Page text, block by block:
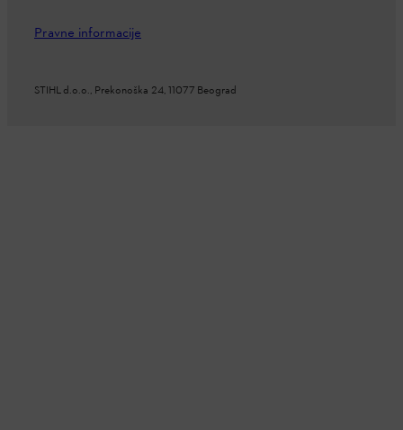
Pravne informacije
STIHL d.o.o., Prekonoška 24, 11077 Beograd